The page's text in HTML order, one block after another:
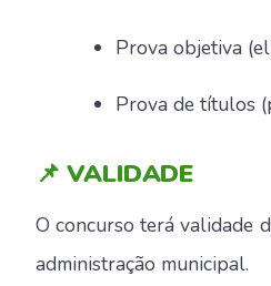
Prova objetiva
Prova de títulos
📌 VALIDADE
O concurso terá validade
administração municipal.